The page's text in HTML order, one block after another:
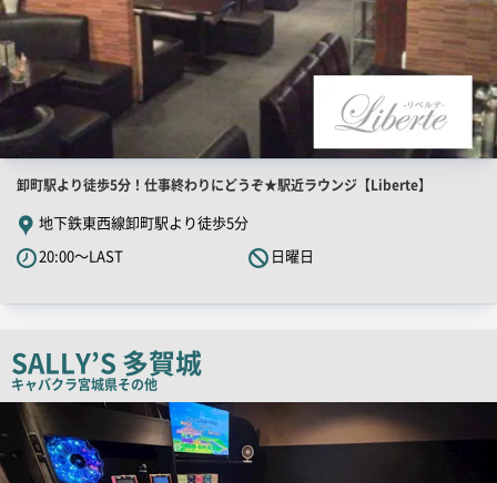
店
舗
PR
キ
コ
ピ
ー
卸町駅より徒歩5分！仕事終わりにどうぞ★駅近ラウンジ【Liberte】
地下鉄東西線卸町駅より徒歩5分
20:00～LAST
日曜日
SALLY’S 多賀城
キャバクラ宮城県その他
店
PR
画
像